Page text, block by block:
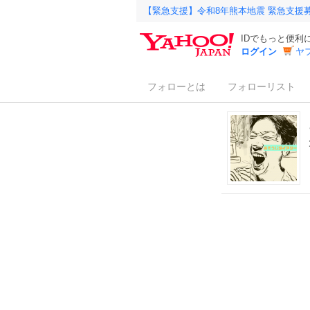
【緊急支援】令和8年熊本地震 緊急支援
IDでもっと便利
ログイン
ヤ
フォローとは フォローリスト